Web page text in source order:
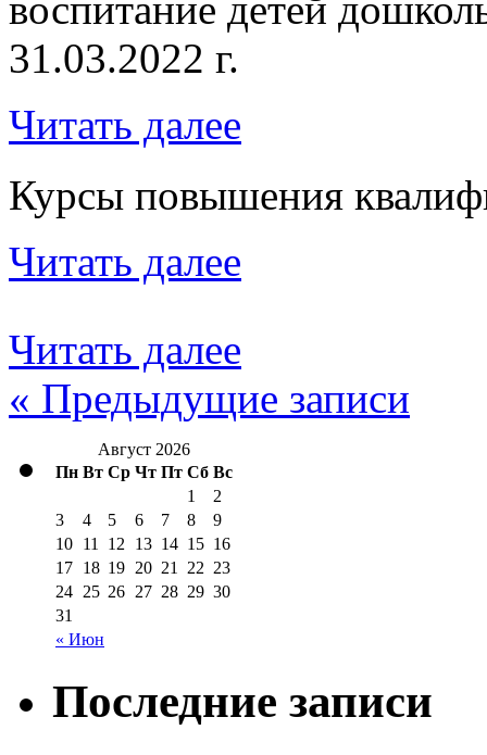
воспитание детей
31.03.2022 г.
Читать далее
Курсы повышения
Читать далее
Читать далее
« Предыдущие записи
Август 2026
Пн Вт Ср Чт Пт Сб Вс
« Июн
1
2
3
4 5 6 7 8
9
10 11 12 13 14 15 16
17 18 19 20 21 22 23
24 25 26 27 28 29 30
31
Последние записи